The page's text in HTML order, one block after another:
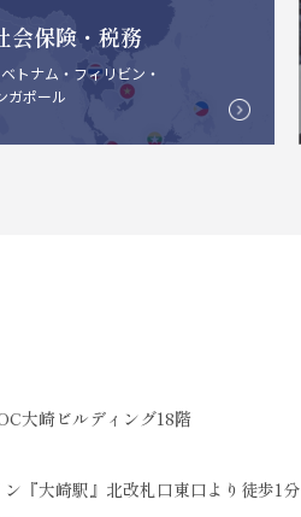
会保険・税務
トナム・フィリビン・
ガポール
大崎ビルディング18階
『大崎駅』北改札口東口より徒歩1分